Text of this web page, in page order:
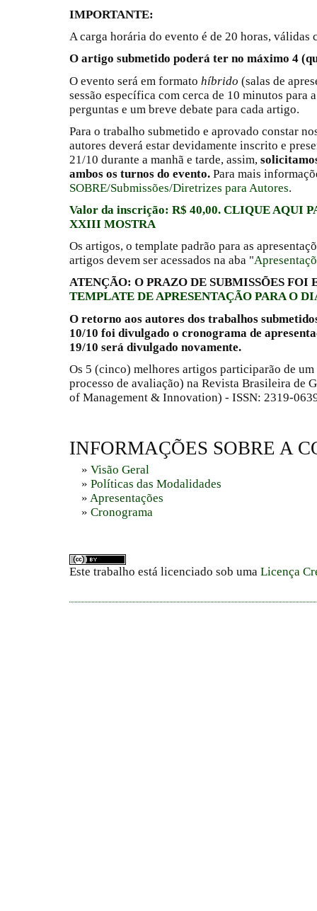
IMPORTANTE:
A carga horária do evento é de 20 horas, válidas
O artigo submetido poderá ter no máximo 4
O evento será em formato híbrido (salas de
sessão específica com cerca de 10 minutos para
perguntas e um breve debate para cada artigo.
Para o trabalho submetido e aprovado constar
autores deverá estar devidamente inscrito e
21/10 durante a manhã e tarde, assim,
ambos os turnos do evento. Para mais
SOBRE/Submissões/Diretrizes para Autores.
Valor da inscrição: R$ 40,00. CLIQUE AQUI
XXIII MOSTRA
Os artigos, o template padrão para as
artigos devem ser acessados na aba "
ATENÇÃO: O PRAZO DE SUBMISSÕES FOI
TEMPLATE DE APRESENTAÇÃO PARA O
O retorno aos autores dos trabalhos
10/10 foi divulgado o cronograma de
19/10 será divulgado novamente.
Os 5 (cinco) melhores artigos participarão de
processo de avaliação) na Revista Brasileira de
of Management & Innovation) - ISSN: 2319-
INFORMAÇÕES SOBRE A
» Visão Geral
» Políticas das Modalidades
» Apresentações
» Cronograma
Este trabalho está licenciado sob uma Licença